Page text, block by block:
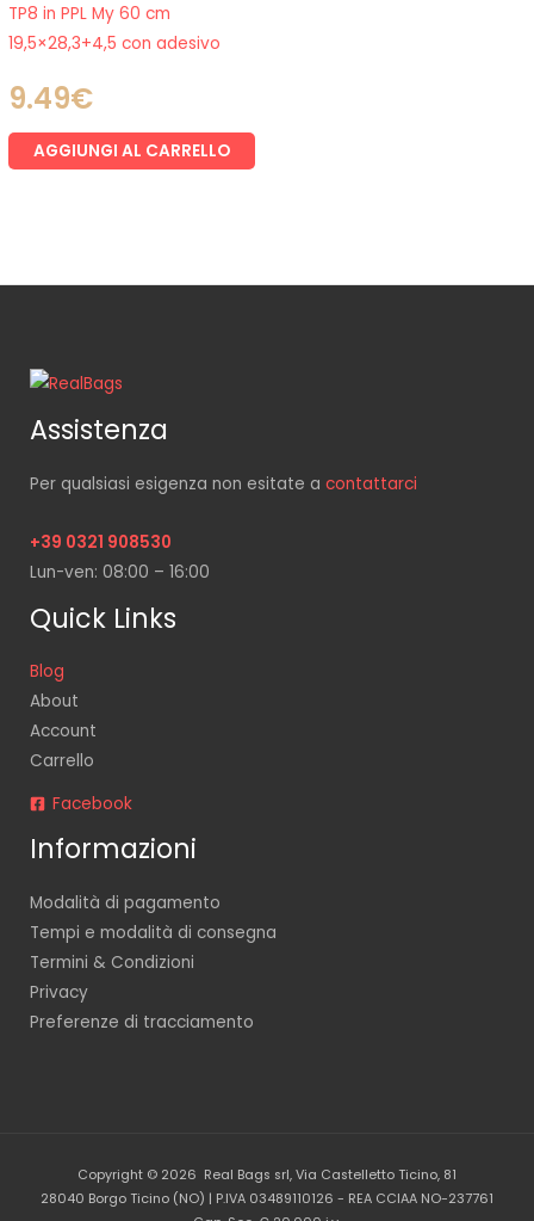
TP8 in PPL My 60 cm
19,5×28,3+4,5 con adesivo
9.49€
AGGIUNGI AL CARRELLO
Assistenza
Per qualsiasi esigenza non esitate a contattarci
+39 0321 908530
Lun-ven: 08:00 – 16:00
Quick Links
Blog
About
Account
Carrello
Facebook
Informazioni
Modalità di pagamento
Tempi e modalità di consegna
Termini & Condizioni
Privacy
Preferenze di tracciamento
Copyright © 2026 Real Bags srl, Via Castelletto Ticino, 81
28040 Borgo Ticino (NO) | P.IVA 03489110126 - REA CCIAA NO-237761